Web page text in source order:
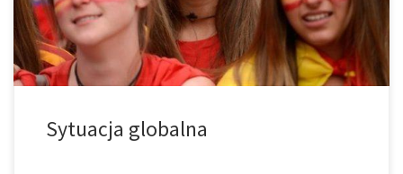
lat. Hiszpania jest państwem nie posiadającym konfesji, a wolność
wyznania […]
Sytuacja globalna